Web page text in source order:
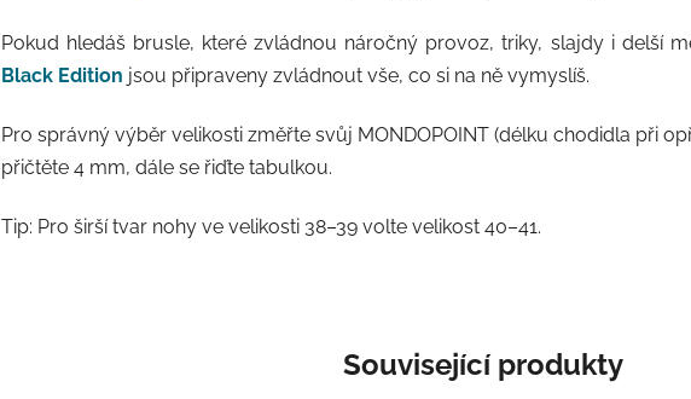
Pokud hledáš brusle, které zvládnou náročný provoz, triky, slajdy i delší
Black Edition jsou připraveny zvládnout vše, co si na ně vymyslíš.
Pro správný výběr velikosti změřte svůj MONDOPOINT (délku chodidla při
přičtěte 4 mm, dále se řiďte tabulkou.
Tip: Pro širší tvar nohy ve velikosti 38–39 volte velikost 40–41.
Související produkty